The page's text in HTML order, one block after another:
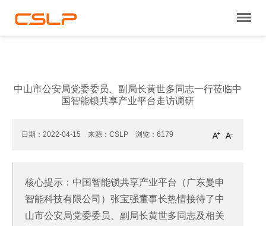
中山市公安局党委委员、副局长黄世多同志一行莅临中
国智能锁共享产业平台走访调研
日期：2022-04-15 来源：CSLP 浏览： 6179
核心提示：中国智能锁共享产业平台（广东曼申
智能科技有限公司）张宝强董事长热情接待了中
山市公安局党委委员、副局长黄世多同志及相关